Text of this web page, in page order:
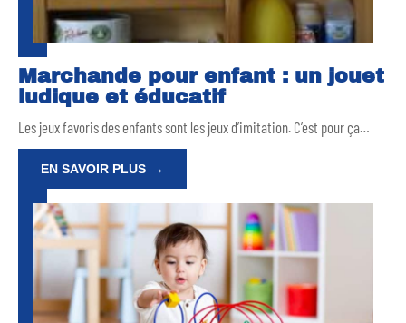
Marchande pour enfant : un jouet
ludique et éducatif
Les jeux favoris des enfants sont les jeux d’imitation. C’est pour ça…
EN SAVOIR PLUS